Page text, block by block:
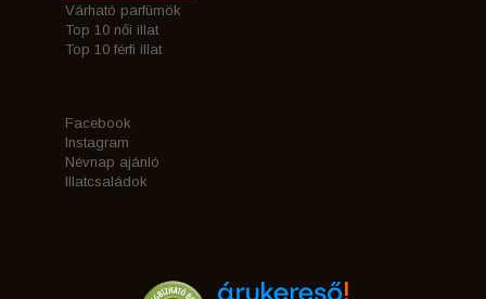
Várható parfümök
Top 10 női illat
Top 10 férfi illat
Facebook
Instagram
Névnap ajánló
Illatcsaládok